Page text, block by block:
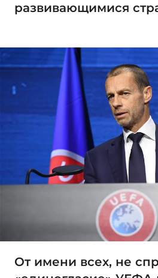
развивающимися
От имени всех, не